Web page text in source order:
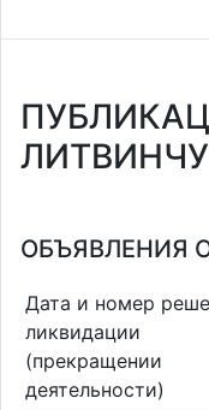
ОБЪЯВЛЕНИЯ
Дата и номер
ликвидации
(прекращении
деятельности)